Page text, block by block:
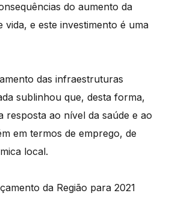
do aumento da
vida, e este investimento é uma
das infraestruturas
sublinhou que, desta forma,
resposta ao nível da saúde e ao
em termos de emprego, de
local.
da Região para 2021